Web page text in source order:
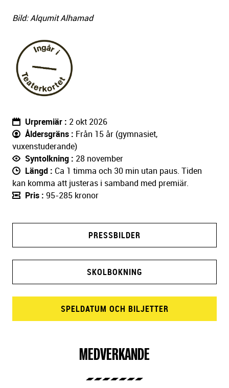
Bild: Alqumit Alhamad
Urpremiär
2 okt 2026
Åldersgräns
Från 15 år (gymnasiet,
vuxenstuderande)
Syntolkning
28 november
Längd
Ca 1 timma och 30 min utan paus. Tiden
kan komma att justeras i samband med premiär.
Pris 95-285 kronor
PRESSBILDER
SKOLBOKNING
SPELDATUM OCH BILJETTER
MEDVERKANDE